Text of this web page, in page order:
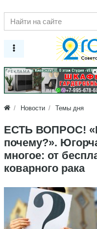
РЕКЛАМА
Новости Темы дня
ЕСТЬ ВОПРОС!
почему?».
многое: от
коварного рака